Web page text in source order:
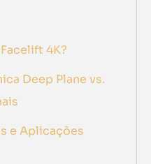
4K?
Deep Plane vs.
e Aplicações